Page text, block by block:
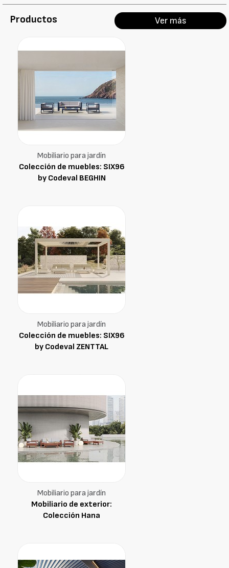
Productos Ver más
Mobiliario para jardín
Colección de muebles: SIX96
by Codeval BEGHIN
Mobiliario para jardín
Colección de muebles: SIX96
by Codeval ZENTTAL
Mobiliario para jardín
Mobiliario de exterior:
Colección Hana